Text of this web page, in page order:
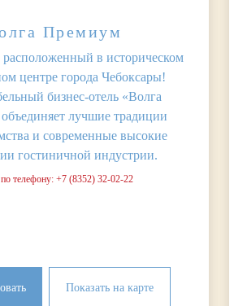
Премиум
расположенный в историческом
центре города Чебоксары!
бизнес-отель «Волга
лучшие традиции
и современные высокие
гостиничной индустрии.
телефону: +7 (8352) 32-02-22
Показать на карте